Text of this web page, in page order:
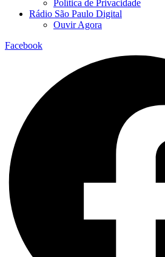
Política de Privacidade
Rádio São Paulo Digital
Ouvir Agora
Facebook